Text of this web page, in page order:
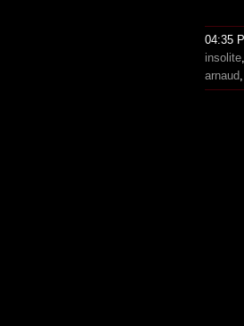
04:35
insolite,
arnaud,